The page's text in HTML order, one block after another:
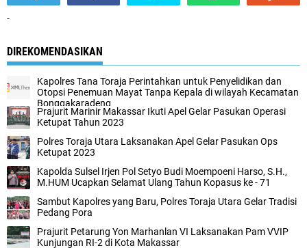
-
DIREKOMENDASIKAN
Kapolres Tana Toraja Perintahkan untuk Penyelidikan dan
Otopsi Penemuan Mayat Tanpa Kepala di wilayah Kecamatan
Bonggakaradeng
Prajurit Marinir Makassar Ikuti Apel Gelar Pasukan Operasi
Ketupat Tahun 2023
Polres Toraja Utara Laksanakan Apel Gelar Pasukan Ops
Ketupat 2023
Kapolda Sulsel Irjen Pol Setyo Budi Moempoeni Harso, S.H.,
M.HUM Ucapkan Selamat Ulang Tahun Kopasus ke - 71
Sambut Kapolres yang Baru, Polres Toraja Utara Gelar Tradisi
Pedang Pora
Prajurit Petarung Yon Marhanlan VI Laksanakan Pam VVIP
Kunjungan RI-2 di Kota Makassar